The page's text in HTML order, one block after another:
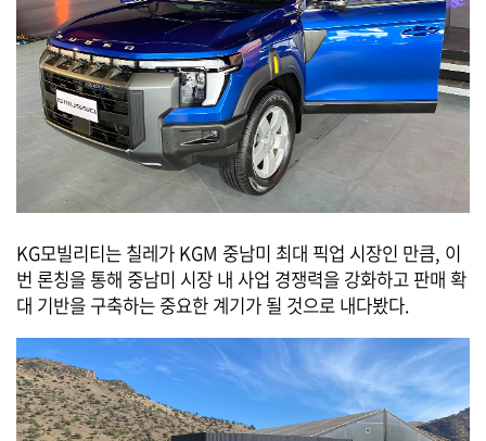
KG모빌리티는 칠레가 KGM 중남미 최대 픽업 시장인 만큼, 이
번 론칭을 통해 중남미 시장 내 사업 경쟁력을 강화하고 판매 확
대 기반을 구축하는 중요한 계기가 될 것으로 내다봤다.